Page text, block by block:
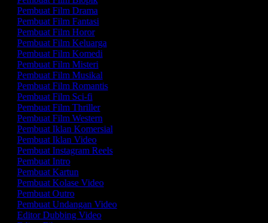
Pembuat Film Drama
Pembuat Film Fantasi
Pembuat Film Horor
Pembuat Film Keluarga
Pembuat Film Komedi
Pembuat Film Misteri
Pembuat Film Musikal
Pembuat Film Romantis
Pembuat Film Sci-fi
Pembuat Film Thriller
Pembuat Film Western
Pembuat Iklan Komersial
Pembuat Iklan Video
Pembuat Instagram Reels
Pembuat Intro
Pembuat Kartun
Pembuat Kolase Video
Pembuat Outro
Pembuat Undangan Video
Editor Dubbing Video